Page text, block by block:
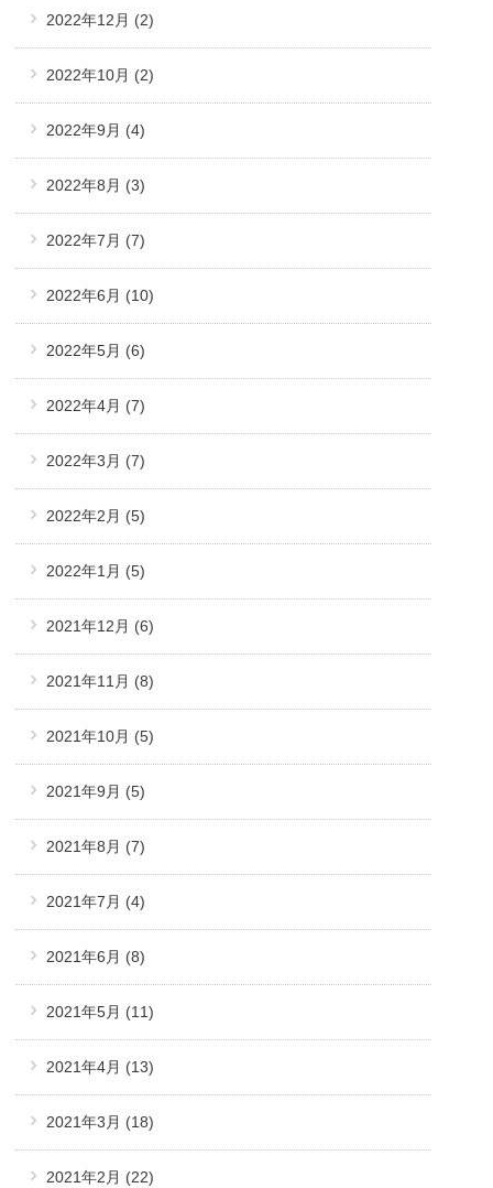
2022年12月 (2)
2022年10月 (2)
2022年9月 (4)
2022年8月 (3)
2022年7月 (7)
2022年6月 (10)
2022年5月 (6)
2022年4月 (7)
2022年3月 (7)
2022年2月 (5)
2022年1月 (5)
2021年12月 (6)
2021年11月 (8)
2021年10月 (5)
2021年9月 (5)
2021年8月 (7)
2021年7月 (4)
2021年6月 (8)
2021年5月 (11)
2021年4月 (13)
2021年3月 (18)
2021年2月 (22)